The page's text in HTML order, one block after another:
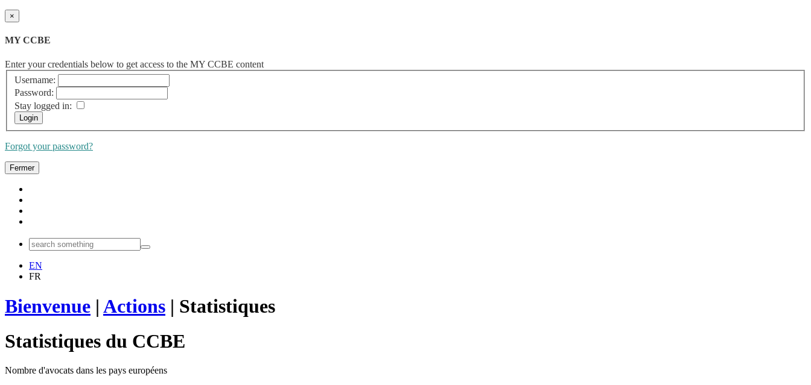
×
MY CCBE
Enter your credentials below to get access to the MY CCBE content
Username:
Password:
Stay logged in:
Forgot your password?
Fermer
EN
FR
Bienvenue | Actions | Statistiques
Statistiques du CCBE
Nombre d'avocats dans les pays européens